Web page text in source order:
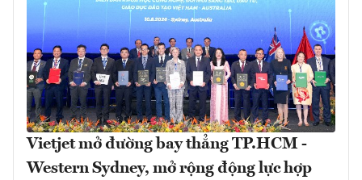
Vietjet mở đường bay thẳng TP.HCM -
Western Sydney, mở rộng động lực hợp